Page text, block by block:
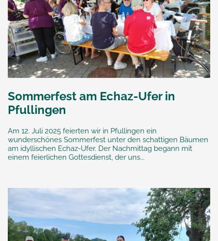
Sommerfest am Echaz-Ufer in
Pfullingen
Am 12. Juli 2025 feierten wir in Pfullingen ein
wunderschönes Sommerfest unter den schattigen Bäumen
am idyllischen Echaz-Ufer. Der Nachmittag begann mit
einem feierlichen Gottesdienst, der uns...